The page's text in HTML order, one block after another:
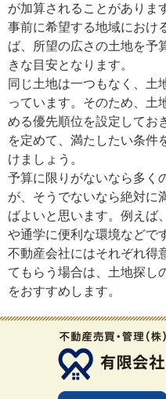
が加算されることがありま
事前に希望する地域におけ
ば、所望の広さの土地を予
きな目安となります。
同じ土地は一つもなく、土
っています。そのため、土
める優先順位を設定してお
を定めて、満たしたい条件
けましょう。
予算に限りがないなら多く
が、そうでないなら絶対に
ばよいと思います。例えば
や通学に便利な環境などで
不動産会社にはそれぞれ得
てもらう場合は、土地探し
をおすすめします。